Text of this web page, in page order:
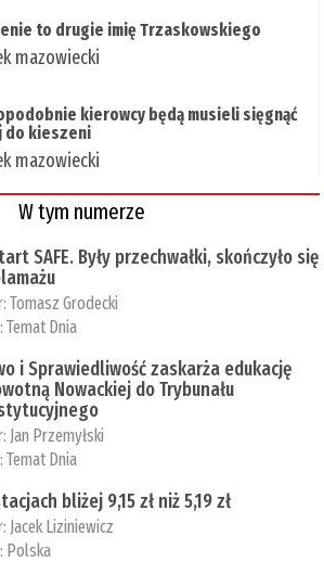
to drugie imię Trzaskowskiego
mazowiecki
kierowcy będą musieli sięgnąć
do kieszeni
mazowiecki
W tym numerze
SAFE. Były przechwałki, skończyło się
Tomasz Grodecki
Temat Dnia
i Sprawiedliwość zaskarża edukację
Nowackiej do Trybunału
Jan Przemyłski
Temat Dnia
bliżej 9,15 zł niż 5,19 zł
Jacek Liziniewicz
Polska